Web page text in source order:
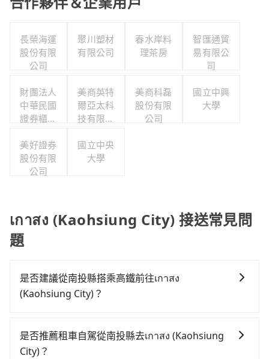
長榮海運
股份有限
公司
聚川塑材
有限公司
春水岸料
理茶房
智匯通貿
易有限公
司
財團法人
中華民國
證券櫃檯
美商英特
爾亞太科
技有限公
美商科磊
股份有限
公司
國立中興
大學
美好證券
股份有限
公司
國立中央
大學
เกาสง (Kaohsiung City) 接送常見問
題
是否建議從南投縣搭乘高鐵前往เกาสง
(Kaohsiung City)？
鐵較貴、費時，且難叫計程車前往高鐵站！從最早06:25
一直到23:07，台中-左營一天最多有89班次高鐵可搭
是否推薦租車自駕從南投縣去เกาสง (Kaohsiung
City)？